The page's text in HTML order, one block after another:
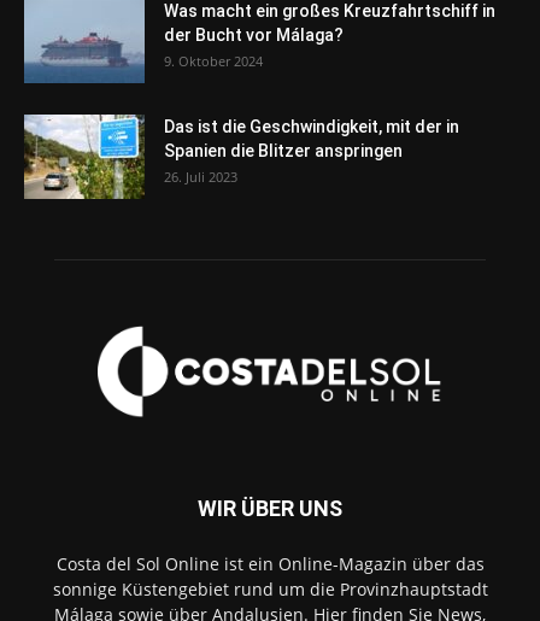
Was macht ein großes Kreuzfahrtschiff in
der Bucht vor Málaga?
9. Oktober 2024
Das ist die Geschwindigkeit, mit der in
Spanien die Blitzer anspringen
26. Juli 2023
WIR ÜBER UNS
Costa del Sol Online ist ein Online-Magazin über das
sonnige Küstengebiet rund um die Provinzhauptstadt
Málaga sowie über Andalusien. Hier finden Sie News,